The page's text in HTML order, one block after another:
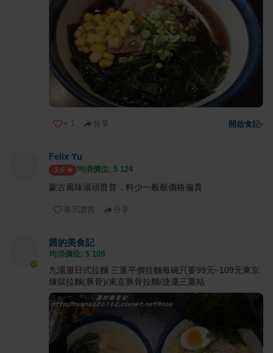
+ 1 分享 開啟食記›
Felix Yu
3.5 均消價位: $ 124
蒙古風味湯頭普普，料少一般般價格偏貴
表示讚賞 分享
茜的美食記
均消價位: $ 109
九湯屋日式拉麵 三重平價拉麵每碗只要99元~109元東京
煉獄拉麵(豚骨)/東京豚骨拉麵/捷運三重站